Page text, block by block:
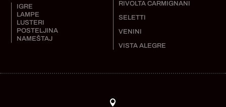
IGRE
LAMPE
LUSTERI
POSTELJINA
NAMEŠTAJ
RIVOLTA CARMIGNANI
SELETTI
VENINI
VISTA ALEGRE
